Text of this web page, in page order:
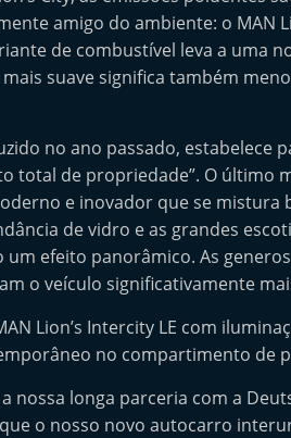
amigo do ambiente: o MAN
de combustível leva a uma
suave significa também
no ano passado, estabelece
total de propriedade”. O último
e inovador que se mistura
de vidro e as grandes
efeito panorâmico. As
o veículo significativamente
Lion’s Intercity LE com
no compartimento de
nossa longa parceria com a
o nosso novo autocarro